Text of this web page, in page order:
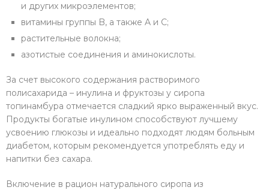
и других микроэлементов;
витамины группы B, а также A и C;
растительные волокна;
азотистые соединения и аминокислоты.
За счет высокого содержания растворимого
полисахарида – инулина и фруктозы у сиропа
топинамбура отмечается сладкий ярко выраженный вкус.
Продукты богатые инулином способствуют лучшему
усвоению глюкозы и идеально подходят людям больным
диабетом, которым рекомендуется употреблять еду и
напитки без сахара.
Включение в рацион натурального сиропа из